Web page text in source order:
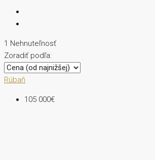
1 Nehnuteľnosť
Zoradiť podľa:
Rúbaň
105 000€